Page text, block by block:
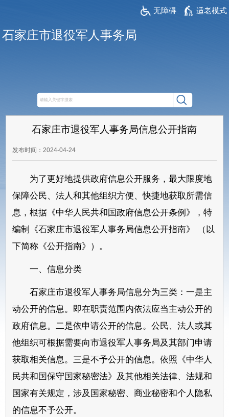
无障碍 适老模式
石家庄市退役军人事务局
石家庄市退役军人事务局信息公开指南
发布时间：2024-04-24
为了更好地提供政府信息公开服务，最大限度地
保障公民、法人和其他组织方便、快捷地获取所需信
息，根据《中华人民共和国政府信息公开条例》，特
编制《石家庄市退役军人事务局信息公开指南》 （以
下简称《公开指南》）。
一、信息分类
石家庄市退役军人事务局信息分为三类：一是主
动公开的信息。即在职责范围内依法应当主动公开的
政府信息。二是依申请公开的信息。公民、法人或其
他组织可根据需要向市退役军人事务局及其部门申请
获取相关信息。三是不予公开的信息。依照《中华人
民共和国保守国家秘密法》及其他相关法律、法规和
国家有关规定，涉及国家秘密、商业秘密和个人隐私
的信息不予公开。